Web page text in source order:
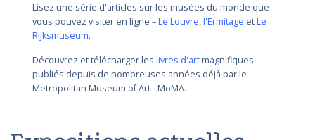
Lisez une série d'articles sur les musées du monde que
vous pouvez visiter en ligne –Le Louvre,l'Ermitage etLe
Rijksmuseum.
Découvrez et télécharger les livres d'artmagnifiques
publiés depuis de nombreuses années déjà par le
Metropolitan Museum of Art - MoMA.